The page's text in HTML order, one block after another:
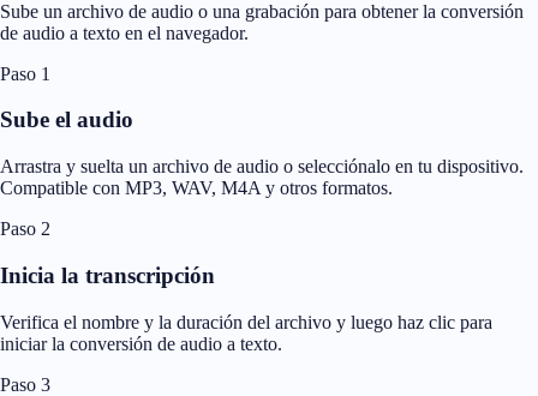
Sube un archivo de audio o una grabación para obtener la conversión
de audio a texto en el navegador.
Paso 1
Sube el audio
Arrastra y suelta un archivo de audio o selecciónalo en tu dispositivo.
Compatible con MP3, WAV, M4A y otros formatos.
Paso 2
Inicia la transcripción
Verifica el nombre y la duración del archivo y luego haz clic para
iniciar la conversión de audio a texto.
Paso 3